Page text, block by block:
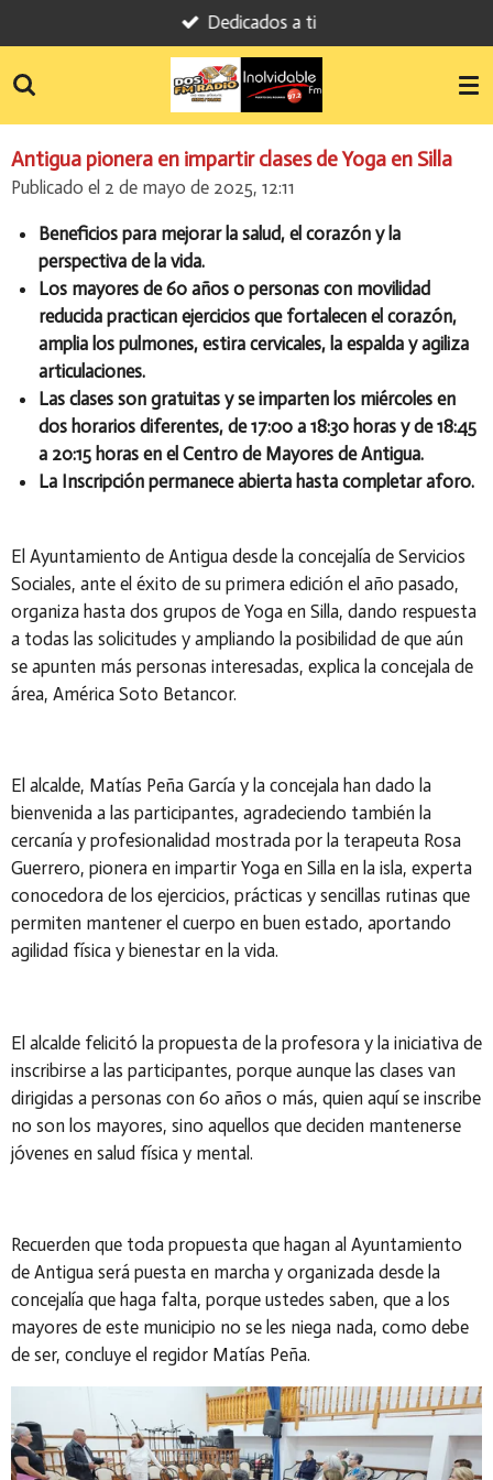
al
contenido
Dedicados a ti
Antigua pionera en impartir clases de Yoga en Silla
Publicado el 2 de mayo de 2025, 12:11
Beneficios para mejorar la salud, el corazón y la
perspectiva de la vida.
Los mayores de 60 años o personas con movilidad
reducida practican ejercicios que fortalecen el corazón,
amplia los pulmones, estira cervicales, la espalda y agiliza
articulaciones.
Las clases son gratuitas y se imparten los miércoles en
dos horarios diferentes, de 17:00 a 18:30 horas y de 18:45
a 20:15 horas en el Centro de Mayores de Antigua.
La Inscripción permanece abierta hasta completar aforo.
El Ayuntamiento de Antigua desde la concejalía de Servicios
Sociales, ante el éxito de su primera edición el año pasado,
organiza hasta dos grupos de Yoga en Silla, dando respuesta
a todas las solicitudes y ampliando la posibilidad de que aún
se apunten más personas interesadas, explica la concejala de
área, América Soto Betancor.
El alcalde, Matías Peña García y la concejala han dado la
bienvenida a las participantes, agradeciendo también la
cercanía y profesionalidad mostrada por la terapeuta Rosa
Guerrero, pionera en impartir Yoga en Silla en la isla, experta
conocedora de los ejercicios, prácticas y sencillas rutinas que
permiten mantener el cuerpo en buen estado, aportando
agilidad física y bienestar en la vida.
El alcalde felicitó la propuesta de la profesora y la iniciativa de
inscribirse a las participantes, porque aunque las clases van
dirigidas a personas con 60 años o más, quien aquí se inscribe
no son los mayores, sino aquellos que deciden mantenerse
jóvenes en salud física y mental.
Recuerden que toda propuesta que hagan al Ayuntamiento
de Antigua será puesta en marcha y organizada desde la
concejalía que haga falta, porque ustedes saben, que a los
mayores de este municipio no se les niega nada, como debe
de ser, concluye el regidor Matías Peña.